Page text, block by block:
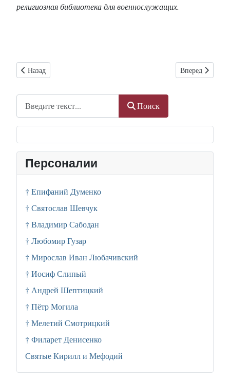
Поиск
Поиск
Персоналии
† Епифаний Думенко
† Святослав Шевчук
† Владимир Сабодан
† Любомир Гузар
† Мирослав Иван Любачивский
† Иосиф Слипый
† Андрей Шептицкий
† Пётр Могила
† Мелетий Смотрицкий
† Филарет Денисенко
Святые Кирилл и Мефодий
религиозная библиотека для военнослужащих.
Предыдущий: Монахи-студиты УГКЦ отметили 110-летие
Назад Следующий:
Вперед